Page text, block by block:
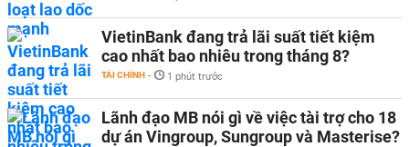
VietinBank đang trả lãi suất tiết kiệm
cao nhất bao nhiêu trong tháng 8?
TÀI CHÍNH - 1 phút trước
Lãnh đạo MB nói gì về việc tài trợ cho 18
dự án Vingroup, Sungroup và Masterise?